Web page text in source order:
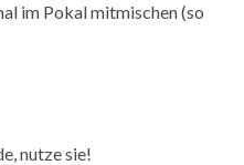
im Pokal mitmischen (so
nutze sie!